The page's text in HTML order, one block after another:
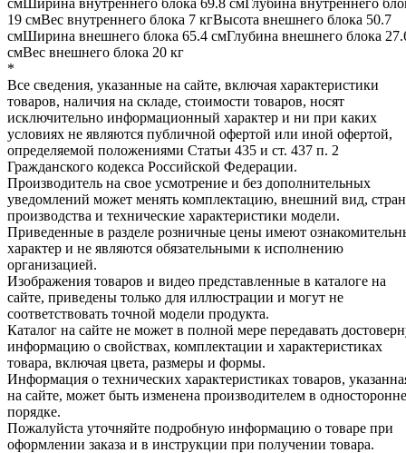
19 смВес внутреннего блока 7 кгВысота внешнего блока 50.7
смШирина внешнего блока 65.4 смГлубина внешнего блока
смВес внешнего блока 20 кг
*
Все сведения, указанные на сайте, включая характеристики
товаров, наличия на складе, стоимости товаров, носят
исключительно информационный характер и ни при каких
условиях не являются публичной офертой или иной офертой,
определяемой положениями Статьи 435 и ст. 437 п. 2
Гражданского кодекса Российской Федерации.
Производитель на свое усмотрение и без дополнительных
уведомлений может менять комплектацию, внешний вид,
производства и технические характеристики модели.
Приведенные в разделе розничные цены имеют
характер и не являются обязательными к исполнению
организацией.
Изображения товаров и видео представленные в каталоге на
сайте, приведены только для иллюстрации и могут не
соответствовать точной модели продукта.
Каталог на сайте не может в полной мере передавать
информацию о свойствах, комплектации и характеристиках
товара, включая цвета, размеры и формы.
Информация о технических характеристиках товаров,
на сайте, может быть изменена производителем в
порядке.
Пожалуйста уточняйте подробную информацию о товаре при
оформлении заказа и в инструкции при получении товара.